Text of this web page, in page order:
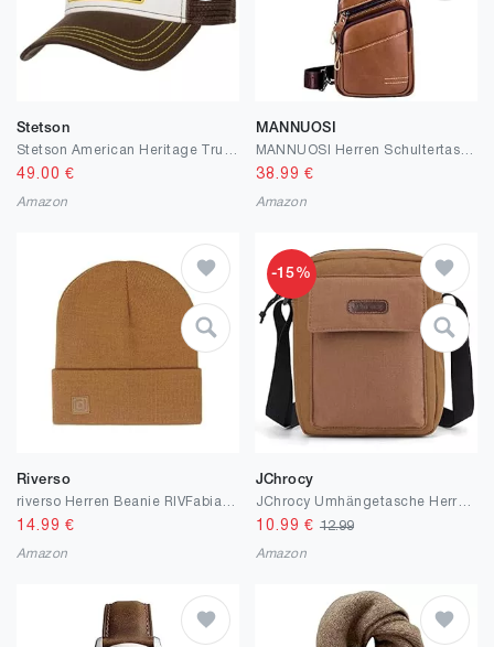
Stetson
49.00 €
Amazon
MANNUOSI
38.99 €
Amazon
Riverso
14.99 €
Amazon
-15%
JChrocy
JChrocy Umhängetasche Herren, Shoulder Bag Frauen, Wasserdichte Schultertasche Männer Reißverschluss Herrentasche mit Verstellbaren Schultergurt Crossbody Tasche, 21x16x6cm
10.99 € 12.99
Amazon